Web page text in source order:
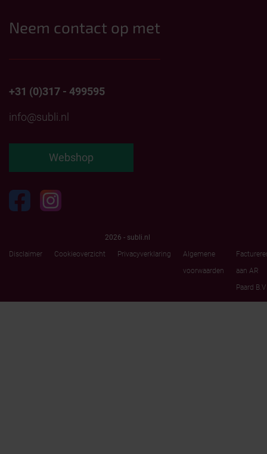
Neem contact op met
+31 (0)317 - 499595
info@subli.nl
Webshop
2026 - subli.nl
Disclaimer
Cookieoverzicht Privacyverklaring
Algemene
voorwaarden
aan AR
Paard B.V